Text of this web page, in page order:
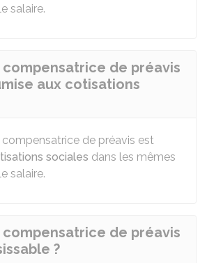
salaire.
de préavis
aux cotisations
compensatrice de préavis est
sociales dans les mêmes
salaire.
de préavis
?